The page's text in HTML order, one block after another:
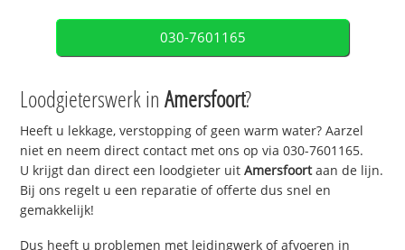
030-7601165
Loodgieterswerk inAmersfoort?
Heeft u lekkage, verstopping of geen warm water? Aarzel
niet en neem direct contact met ons op via 030-7601165.
U krijgt dan direct een loodgieter uitAmersfoortaan de lijn.
Bij ons regelt u een reparatie of offerte dus snel en
gemakkelijk!
Dus heeft u problemen met leidingwerk of afvoeren in